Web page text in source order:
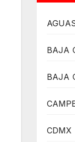
BAJA
BAJA
CDMX